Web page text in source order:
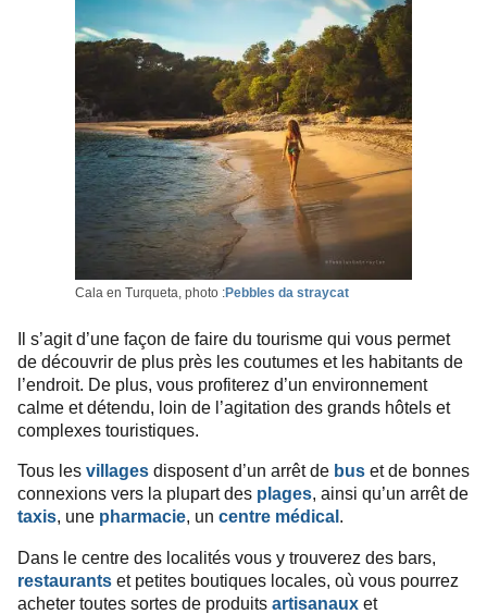
Cala en Turqueta, photo :Pebbles da straycat
Il s’agit d’une façon de faire du tourisme qui vous permet
de découvrir de plus près les coutumes et les habitants de
l’endroit. De plus, vous profiterez d’un environnement
calme et détendu, loin de l’agitation des grands hôtels et
complexes touristiques.
Tous les villages disposent d’un arrêt de bus et de bonnes
connexions vers la plupart des plages, ainsi qu’un arrêt de
taxis, une pharmacie, un centre médical .
Dans le centre des localités vous y trouverez des bars,
restaurants et petites boutiques locales, où vous pourrez
acheter toutes sortes de produits artisanaux et